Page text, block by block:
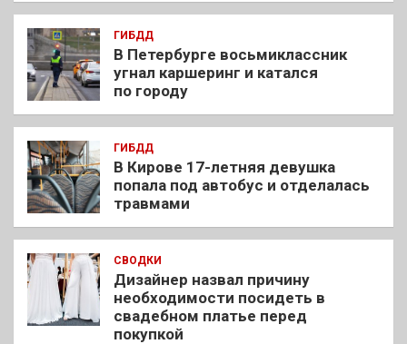
ГИБДД
В Петербурге восьмиклассник
угнал каршеринг и катался
по городу
ГИБДД
В Кирове 17-летняя девушка
попала под автобус и отделалась
травмами
СВОДКИ
Дизайнер назвал причину
необходимости посидеть в
свадебном платье перед
покупкой